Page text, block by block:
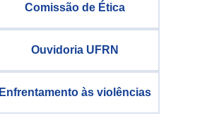
Comissão de Ética
Ouvidoria UFRN
Enfrentamento às violências